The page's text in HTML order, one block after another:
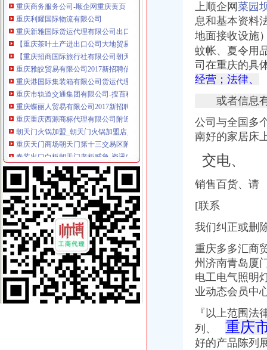
【重庆茶叶土产进出口公司大地贸易分公司】重庆茶叶土产进出口公
【重庆招商国际旅行社有限公司朝天门门市部】_重庆招商国际旅行社
重庆雅皎贸易有限公司2017新招聘信息_电话_地址-58企业名录
重庆港国际集装箱有限公司货运代理分公司|重庆港国际集装箱有限公司
重庆科技类公司注册–爱帮网商务服务专题
【重庆商业贸易公司地图】重庆商业贸易公司大全,重庆商业贸易公
重庆国际货运专线：渝新欧进口平行车运输清关代理-重庆爱问分类
代办3000万公司执照转让代办3000万公司业务的费用-直辖市重庆咨
重庆港九股份有限公司关于为重庆经略实业有限责任公司提供担保的公
重庆港九股份有限公司关于为重庆经略实业有限责任公司提供担保的公
广东德邦物流有限公司重庆分公司渝中区朝天门营业部_广东德邦物流
关于内环高速子石出口位置,通往朝天门大桥匝道通车的事宜_重庆
【重庆林茂贸易有限公司新招聘信息】_聘网
【2014年重庆美购贸易有限公司新招聘信息_电话_地址】-赶集网
重庆服装代理公司_中国服装网
国庆到南坪买进口商品价格低便宜30%-今日重庆-华龙网
重庆国际货运专线：重庆至马来西亚（单向）-重庆爱问分类
重庆港九股份有限公司关于为重庆经略实业有限责任公司提供担保的公
【2014年重庆市名瑞服饰连锁有限公司新招聘信息_电话_地址】-赶
上顺企网 菜园
息和基本资料
地面接收设施
蚊帐、夏令用
司在重庆的具
经营；法律、
或者信息
公司与全国多
南好的家居床
交电、
销售百货、请
[联系
我们纠正或删
重庆多多汇商
州济南青岛厦
电工电气照明
业动态会员中
『以上范围
列、 重庆
好的产品陈列